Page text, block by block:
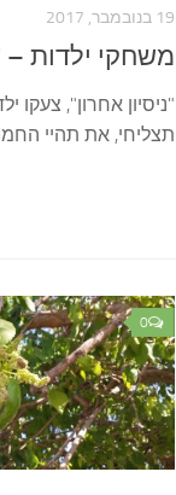
19 בנובמבר, 2017
משחקי ילדות
"ניסיון אחרון", צעקו
תצליחי, את תהיי
0